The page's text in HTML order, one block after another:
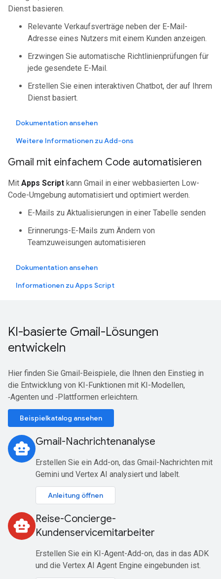
Dienst basieren.
Relevante Verkaufsverträge neben der E-Mail-
Adresse eines Nutzers mit einem Kunden anzeigen.
Erzwingen Sie automatische Richtlinienprüfungen für
jede gesendete E-Mail.
Erstellen Sie einen interaktiven Chatbot, der auf Ihrem
Dienst basiert.
Dokumentation ansehen
Weitere Informationen zu Add-ons
Gmail mit einfachem Code automatisieren
Mit Apps Script kann Gmail in einer webbasierten Low-
Code-Umgebung automatisiert und optimiert werden.
E-Mails zu Aktualisierungen in einer Tabelle senden
Erinnerungs-E-Mails zum Ändern von
Teamzuweisungen automatisieren
Dokumentation ansehen
Informationen zu Apps Script
KI-basierte Gmail-Lösungen
entwickeln
Hier finden Sie Gmail-Beispiele, die Ihnen den Einstieg in
die Entwicklung von KI-Funktionen mit KI-Modellen,
‑Agenten und ‑Plattformen erleichtern.
Beispielkatalog ansehen
smart_toy Gmail-Nachrichtenanalyse
Erstellen Sie ein Add-on, das Gmail-Nachrichten mit
Gemini und Vertex AI analysiert und labelt.
Anleitung öffnen
smart_toy Reise-Concierge-
Kundenservicemitarbeiter
Erstellen Sie ein KI-Agent-Add-on, das in das ADK
und die Vertex AI Agent Engine eingebunden ist.